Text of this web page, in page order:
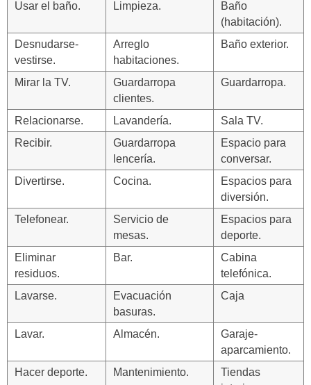
Usar el baño.
Limpieza.
Baño
(habitación).
Desnudarse-
vestirse.
Arreglo
habitaciones.
Baño exterior.
Mirar la TV.
Guardarropa
clientes.
Guardarropa.
Relacionarse. Lavandería.
Sala TV.
Recibir.
Guardarropa
lencería.
Espacio para
conversar.
Divertirse.
Cocina.
Espacios para
diversión.
Telefonear.
Servicio de
mesas.
Espacios para
deporte.
Eliminar
residuos.
Bar.
Cabina
telefónica.
Lavarse.
Evacuación
basuras.
Caja
Lavar. Almacén.
Garaje-
aparcamiento.
Hacer deporte.
Mantenimiento.
Tiendas